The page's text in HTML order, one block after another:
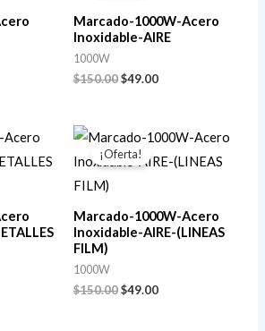
Marcado-1000W-Acero
Inoxidable-AIRE
1000W
$150.00
$150.00.
$49.00
$49.00.
¡Oferta!
Marcado-1000W-Acero
Inoxidable-AIRE-(LINEAS
FILM)
1000W
$150.00
El
precio
original
$49.00
El
precio
actual